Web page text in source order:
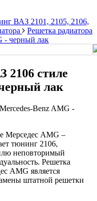
ВАЗ 2101, 2105, 2106,
Решетка радиатора
- черный лак
2106 стиле
лак
Benz AMG -
Мерседес AMG –
тюнинг 2106,
неповторимый
Решетка
AMG является
штатной решетки